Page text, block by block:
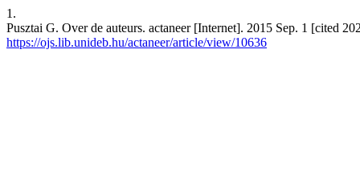
1.
Pusztai G. Over de auteurs. actaneer [Internet]. 2015 Sep. 1 [cited
https://ojs.lib.unideb.hu/actaneer/article/view/10636